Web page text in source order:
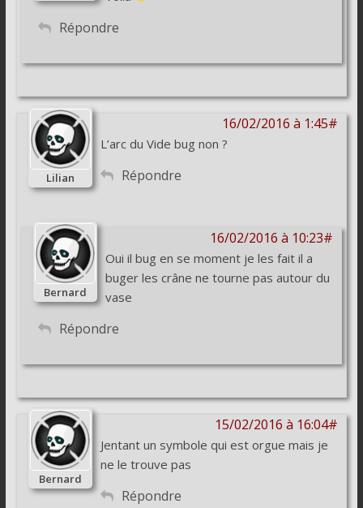
Répondre
16/02/2016 à 1:45#
Lilian
L’arc du Vide bug non ?
Répondre
16/02/2016 à 10:23#
Bernard
Oui il bug en se moment je les fait il a
buger les crâne ne tourne pas autour du
vase
Répondre
15/02/2016 à 16:04#
Bernard
Jentant un symbole qui est orgue mais je
ne le trouve pas
Répondre